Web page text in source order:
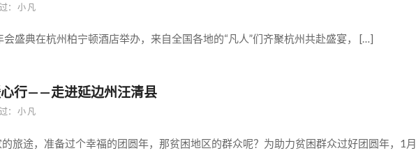
： 小 凡
会盛典在杭州柏宁顿酒店举办，来自全国各地的“凡人”们齐聚杭州共赴盛宴， […]
行——走进延边州汪清县
： 小 凡
旅途，准备过个幸福的团圆年，那贫困地区的群众呢？为助力贫困群众过好团圆年，1月